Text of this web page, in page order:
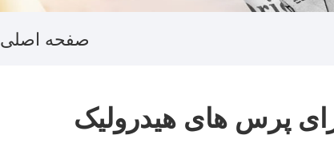
صفحه اصلی
پرس های هیدرولیک